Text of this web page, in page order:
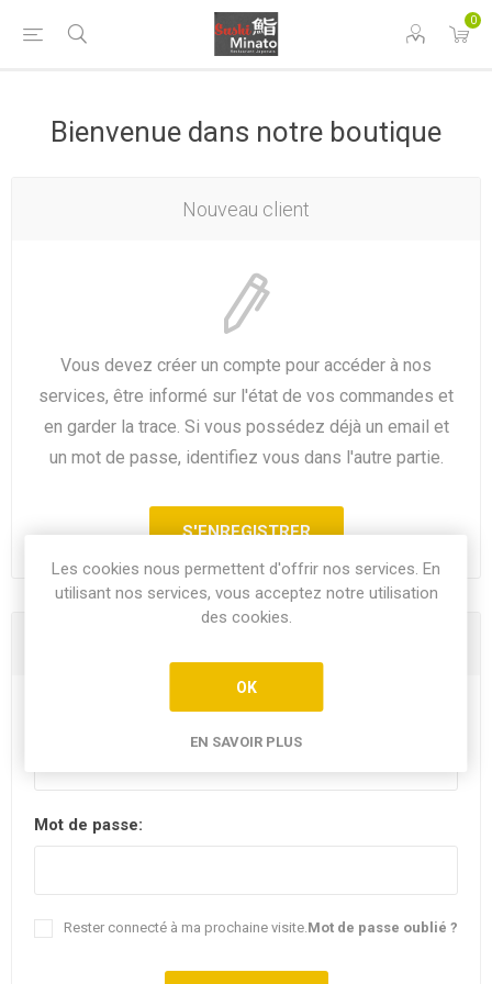
0
Bienvenue dans notre boutique
Nouveau client
Vous devez créer un compte pour accéder à nos
services, être informé sur l'état de vos commandes et
en garder la trace. Si vous possédez déjà un email et
un mot de passe, identifiez vous dans l'autre partie.
Mot de passe:
Mot de passe oublié ?
Rester connecté à ma prochaine visite.
Les cookies nous permettent d'offrir nos services. En
utilisant nos services, vous acceptez notre utilisation
des cookies.
OK
EN SAVOIR PLUS